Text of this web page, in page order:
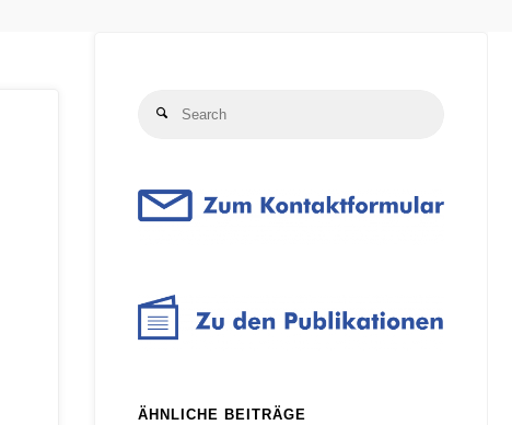
Search
ÄHNLICHE BEITRÄGE